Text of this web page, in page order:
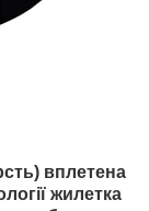
вплетена
жилетка